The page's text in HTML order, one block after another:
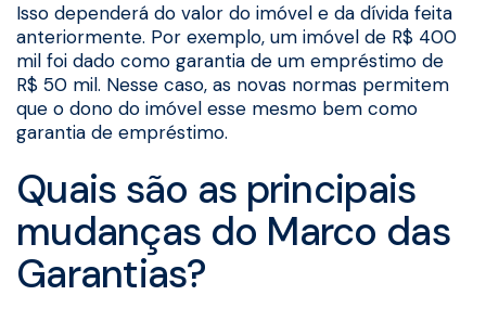
Isso dependerá do valor do imóvel e da dívida feita
anteriormente. Por exemplo, um imóvel de R$ 400
mil foi dado como garantia de um empréstimo de
R$ 50 mil. Nesse caso, as novas normas permitem
que o dono do imóvel esse mesmo bem como
garantia de empréstimo.
Quais são as principais
mudanças do Marco das
Garantias?